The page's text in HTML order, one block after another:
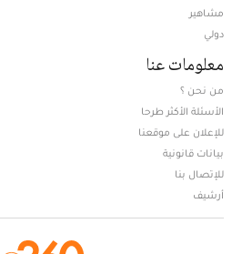
مشاهير
دولي
معلومات عنا
من نحن ؟
الأسئلة الأكثر طرحا
للإعلان على موقعنا
بيانات قانونية
للإتصال بنا
أرشيف